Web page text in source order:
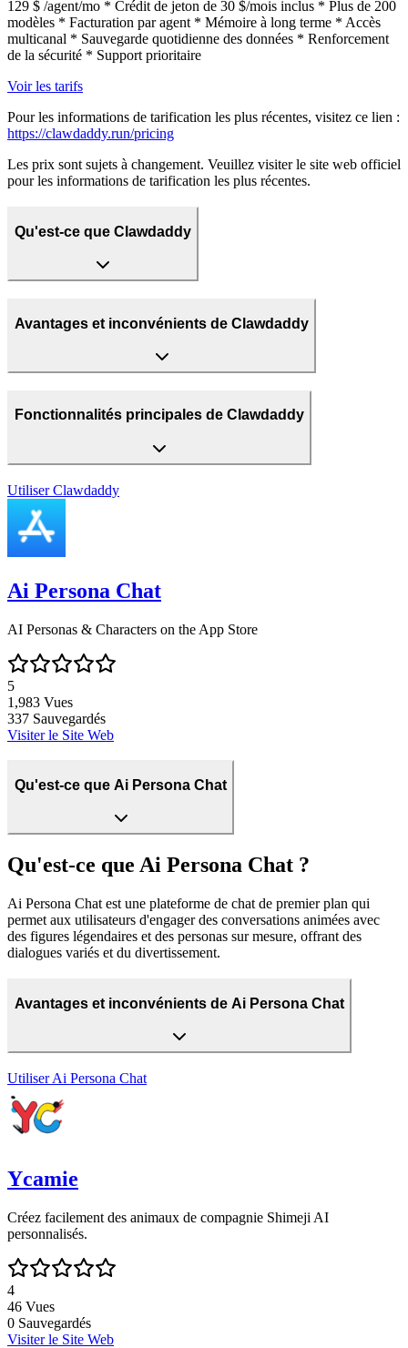
129 $ /agent/mo * Crédit de jeton de 30 $/mois inclus * Plus de 200
modèles * Facturation par agent * Mémoire à long terme * Accès
multicanal * Sauvegarde quotidienne des données * Renforcement
de la sécurité * Support prioritaire
Voir les tarifs
Pour les informations de tarification les plus récentes, visitez ce lien :
https://clawdaddy.run/pricing
Les prix sont sujets à changement. Veuillez visiter le site web officiel
pour les informations de tarification les plus récentes.
Qu'est-ce que Clawdaddy
Avantages et inconvénients de Clawdaddy
Fonctionnalités principales de Clawdaddy
Utiliser Clawdaddy
Ai Persona Chat
‎AI Personas & Characters on the App Store
5
1,983 Vues
337 Sauvegardés
Visiter le Site Web
Qu'est-ce que Ai Persona Chat
Qu'est-ce que Ai Persona Chat ?
Ai Persona Chat est une plateforme de chat de premier plan qui
permet aux utilisateurs d'engager des conversations animées avec
des figures légendaires et des personas sur mesure, offrant des
dialogues variés et du divertissement.
Avantages et inconvénients de Ai Persona Chat
Utiliser Ai Persona Chat
Ycamie
Créez facilement des animaux de compagnie Shimeji AI
personnalisés.
4
46 Vues
0 Sauvegardés
Visiter le Site Web